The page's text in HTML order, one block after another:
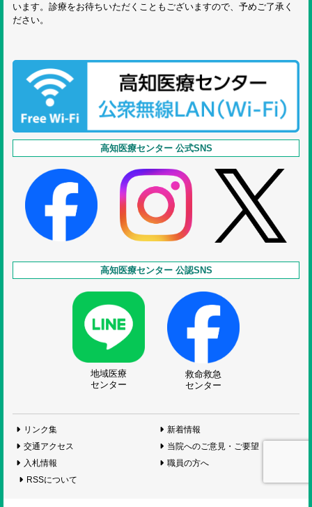
います。診療をお待ちいただくこともございますので、予めご了承く
ださい。
高知医療センター 公式SNS
高知医療センター 公認SNS
地域医療
センター
救命救急
センター
リンク集
新着情報
交通アクセス
当院へのご意見・ご要望
入札情報
職員の方へ
RSSについて